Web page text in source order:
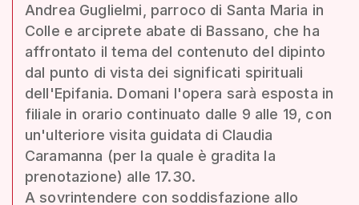
Andrea Guglielmi, parroco di Santa Maria in
Colle e arciprete abate di Bassano, che ha
affrontato il tema del contenuto del dipinto
dal punto di vista dei significati spirituali
dell'Epifania. Domani l'opera sarà esposta in
filiale in orario continuato dalle 9 alle 19, con
un'ulteriore visita guidata di Claudia
Caramanna (per la quale è gradita la
prenotazione) alle 17.30.
A sovrintendere con soddisfazione allo